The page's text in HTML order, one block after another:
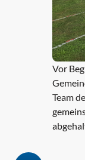
Vor
Team